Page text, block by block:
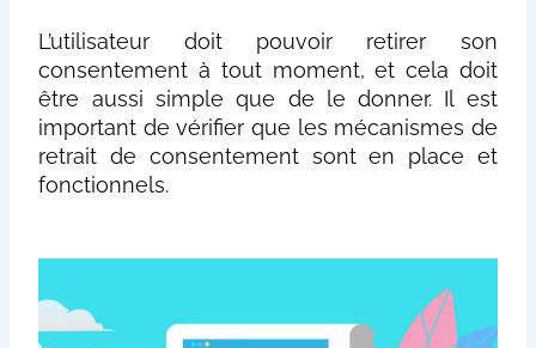
L’utilisateur doit pouvoir retirer son
consentement à tout moment, et cela doit
être aussi simple que de le donner. Il est
important de vérifier que les mécanismes de
retrait de consentement sont en place et
fonctionnels.